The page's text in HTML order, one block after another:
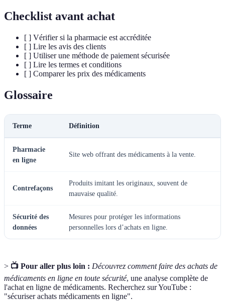
Checklist avant achat
[ ] Vérifier si la pharmacie est accréditée
[ ] Lire les avis des clients
[ ] Utiliser une méthode de paiement sécurisée
[ ] Lire les termes et conditions
[ ] Comparer les prix des médicaments
Glossaire
Terme Définition
Pharmacie
en ligne
Site web offrant des médicaments à la vente.
Contrefaçons
Produits imitant les originaux, souvent de
mauvaise qualité.
Sécurité des
données
Mesures pour protéger les informations
personnelles lors d’achats en ligne.
> 📺 Pour aller plus loin : Découvrez comment faire des achats de
médicaments en ligne en toute sécurité, une analyse complète de
l'achat en ligne de médicaments. Recherchez sur YouTube :
"sécuriser achats médicaments en ligne".